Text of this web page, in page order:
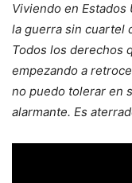
Viviendo en
la guerra sin cuartel
Todos los derechos
empezando a
no puedo tolerar en
alarmante. Es